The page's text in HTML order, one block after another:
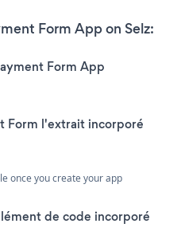
Form App on Selz:
Form App
Form l'extrait incorporé
once you create your app
de code incorporé